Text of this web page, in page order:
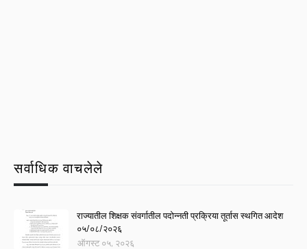
सर्वाधिक वाचलेले
राज्यातील शिक्षक संवर्गातील पदोन्नती प्रक्रिया तूर्तास स्थगित आदेश
०५/०८/२०२६
ऑगस्ट ०५, २०२६